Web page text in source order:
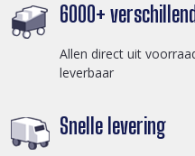
6000+
Allen direct uit
leverbaar
Snelle levering